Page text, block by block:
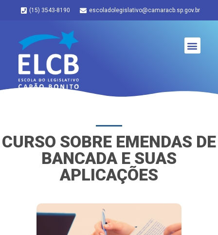
(15) 3543-8190 escoladolegislativo@camaracb.sp.gov.br
CURSO SOBRE EMENDAS DE
BANCADA E SUAS
APLICAÇÕES